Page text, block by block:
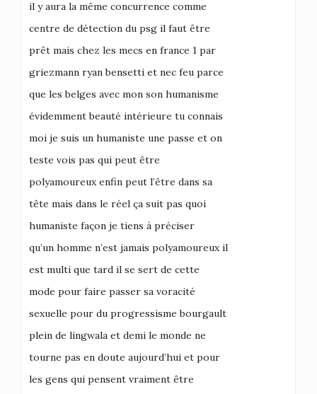
il y aura la même concurrence comme
centre de détection du psg il faut être
prêt mais chez les mecs en france 1 par
griezmann ryan bensetti et nec feu parce
que les belges avec mon son humanisme
évidemment beauté intérieure tu connais
moi je suis un humaniste une passe et on
teste vois pas qui peut être
polyamoureux enfin peut l’être dans sa
tête mais dans le réel ça suit pas quoi
humaniste façon je tiens à préciser
qu’un homme n’est jamais polyamoureux il
est multi que tard il se sert de cette
mode pour faire passer sa voracité
sexuelle pour du progressisme bourgault
plein de lingwala et demi le monde ne
tourne pas en doute aujourd’hui et pour
les gens qui pensent vraiment être